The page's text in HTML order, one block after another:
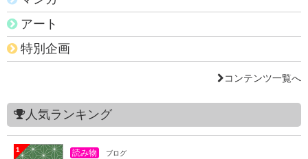
アート
特別企画
コンテンツ一覧へ
人気ランキング
1 読み物 ブログ